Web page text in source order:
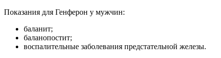
Показания для Генферон у мужчин:
баланит;
баланопостит;
воспалительные заболевания предстательной железы.